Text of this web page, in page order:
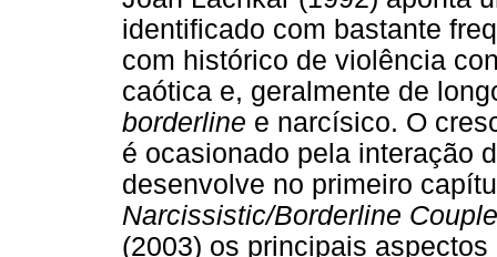
identificado com bastante
com histórico de violência
caótica e, geralmente de
borderline e narcísico. O
é ocasionado pela interação
desenvolve no primeiro
Narcissistic/Borderline
(2003) os principais